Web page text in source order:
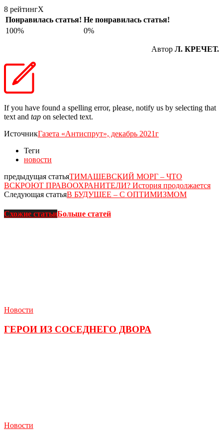
8 рейтингX
Понравилась статья! Не понравилась статья!
100%
0%
Автор Л. КРЕЧЕТ.
If you have found a spelling error, please, notify us by selecting that
text and tap on selected text.
ИсточникГазета «Антиспрут», декабрь 2021г
Теги
новости
предыдущая статьяТИМАШЕВСКИЙ МОРГ – ЧТО
ВСКРОЮТ ПРАВООХРАНИТЕЛИ? История продолжается
Следующая статьяВ БУДУЩЕЕ – С ОПТИМИЗМОМ
Схожие статьиБольше статей
Новости
ГЕРОИ ИЗ СОСЕДНЕГО ДВОРА
Новости